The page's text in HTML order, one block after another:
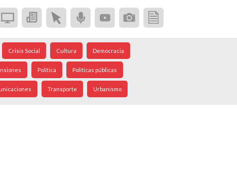
Crisis Social Cultura Democracia
Política Políticas públicas
Transporte Urbanismo